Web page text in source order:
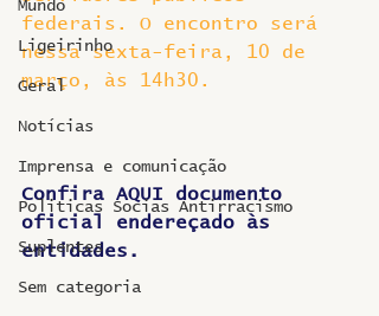
Mundo
Ligeirinho
Geral
Notícias
Imprensa e comunicação
Politicas Socias Antirracismo
Suplentes
Sem categoria
federais. O encontro será
nessa sexta-feira, 10 de
março, às 14h30.
Confira AQUI documento
oficial endereçado às
entidades.